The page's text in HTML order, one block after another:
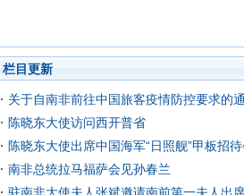
栏目更新
关于自南非前往中国旅客疫情防控要求的
陈晓东大使访问西开普省
陈晓东大使出席中国海军“日照舰”甲板招
南非总统拉马福萨会见孙春兰